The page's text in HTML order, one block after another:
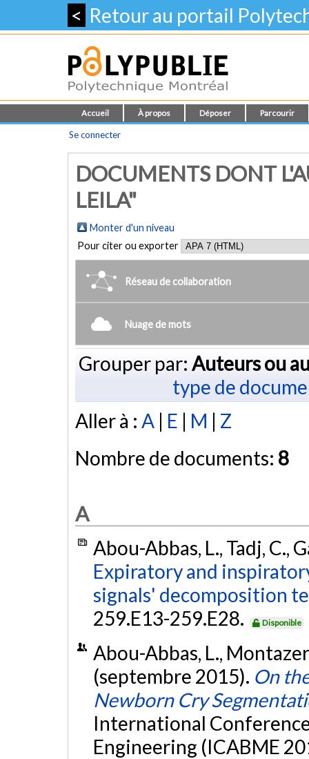
< Retour au portail
Accueil À propos Déposer Parcourir
Se connecter
DOCUMENTS DONT
LEILA"
Monter d'un niveau
Pour citer ou exporter
Réseau de collaboration
Nuage de mots
Grouper par: Auteurs ou
type de
Aller à : A | E | M | Z
Nombre de documents: 8
A
Abou-Abbas, L., Tadj, C.,
Expiratory and
signals' decomposition
259.E13-259.E28.
Disponible
Abou-Abbas, L.,
(septembre 2015). On
Newborn Cry
International
Engineering (ICABME